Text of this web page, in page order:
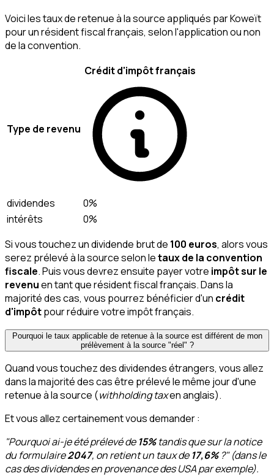
Voici les taux de retenue à la source appliqués par Koweït
pour un résident fiscal français, selon l'application ou non
de la convention.
Type de revenu
Crédit d'impôt français
dividendes
0%
intérêts
0%
Si vous touchez un dividende brut de 100 euros, alors vous
serez prélevé à la source selon letaux de la convention
fiscale. Puis vous devrez ensuite payer votre impôt sur le
revenuen tant que résident fiscal français. Dans la
majorité des cas, vous pourrez bénéficier d'un crédit
d'impôtpour réduire votre impôt français.
Pourquoi le taux applicable de retenue à la source est différent de mon
prélèvement à la source "réel" ?
Quand vous touchez des dividendes étrangers, vous allez
dans la majorité des cas être prélevé le même jour d'une
retenue à la source (withholding taxen anglais).
Et vous allez certainement vous demander :
"Pourquoi ai-je été prélevé de 15%tandis que sur la notice
du formulaire2047, on retient un taux de 17,6%?" (dans le
cas des dividendes en provenance des USA par exemple).